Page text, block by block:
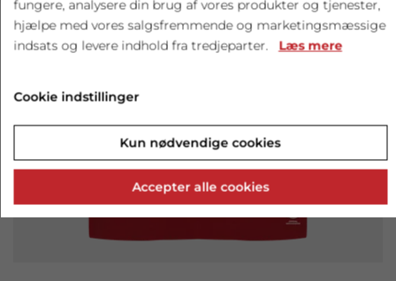
fungere, analysere din brug af vores produkter og tjenester,
hjælpe med vores salgsfremmende og marketingsmæssige
indsats og levere indhold fra tredjeparter. Læs mere
Cookie indstillinger
Kun nødvendige cookies
Accepter alle cookies